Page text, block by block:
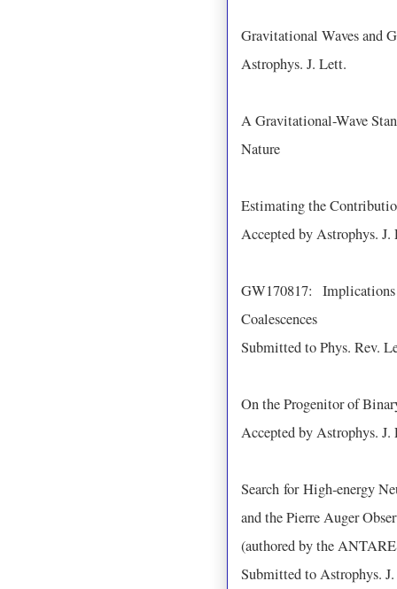
Gravitational Waves and
Astrophys. J. Lett.
A Gravitational-Wave
Nature
Estimating the
Accepted by Astrophys. J.
GW170817:
Coalescences
Submitted to Phys. Rev.
On the Progenitor of
Accepted by Astrophys. J.
Search for High-energy
and the Pierre Auger
(authored by the
Submitted to Astrophys.